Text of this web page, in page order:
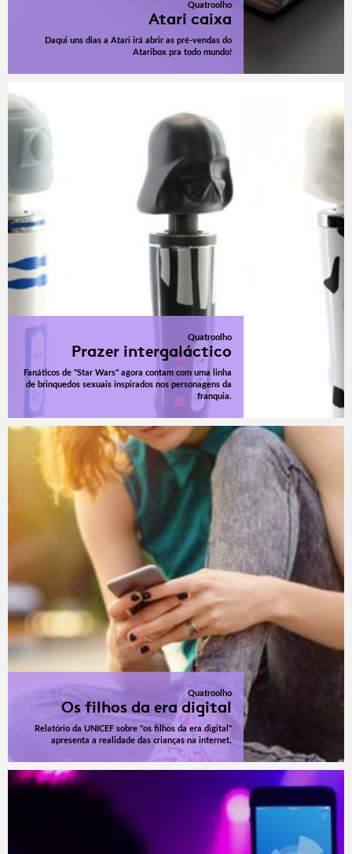
Quatroolho
Atari caixa
Daqui uns dias a Atari irá abrir as pré-vendas do
Ataribox pra todo mundo!
Quatroolho
Prazer intergaláctico
Fanáticos de "Star Wars" agora contam com uma linha
de brinquedos sexuais inspirados nos personagens da
franquia.
Quatroolho
Os filhos da era digital
Relatório da UNICEF sobre "os filhos da era digital"
apresenta a realidade das crianças na internet.